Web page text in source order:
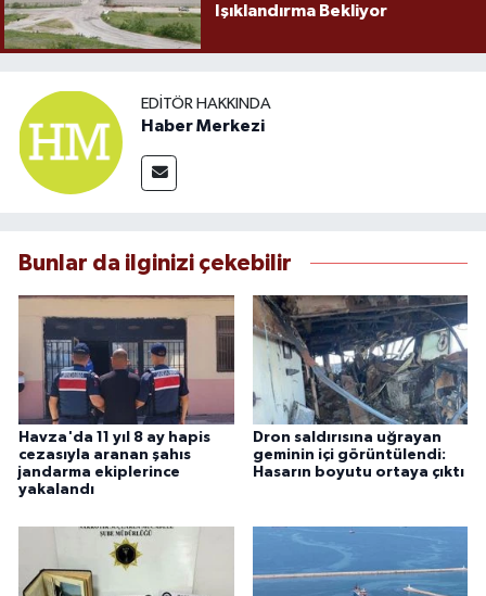
Işıklandırma Bekliyor
EDITÖR HAKKINDA
Haber Merkezi
Bunlar da ilginizi çekebilir
Havza'da 11 yıl 8 ay hapis
cezasıyla aranan şahıs
jandarma ekiplerince
yakalandı
Dron saldırısına uğrayan
geminin içi görüntülendi:
Hasarın boyutu ortaya çıktı